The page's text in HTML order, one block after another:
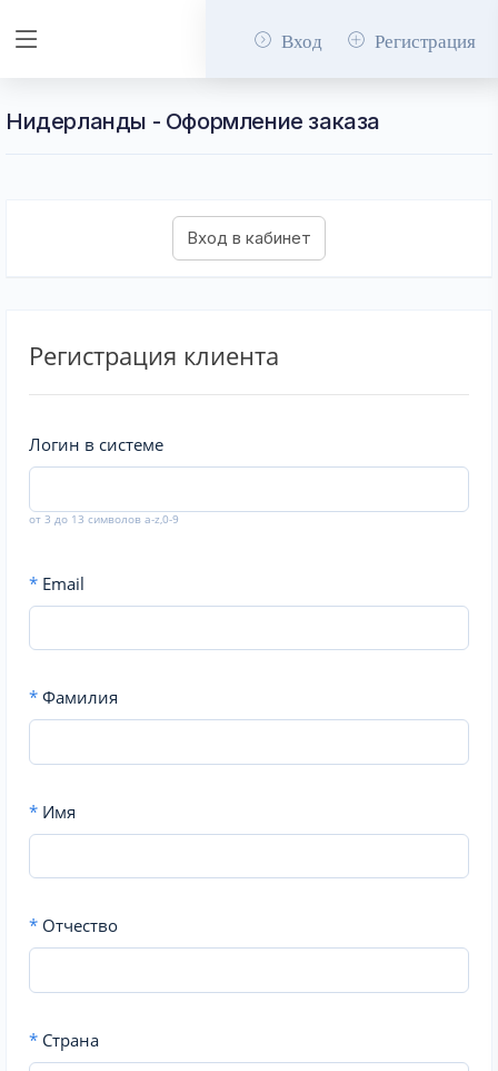
Вход Регистрация
Нидерланды - Оформление заказа
Регистрация клиента
Логин в системе
от 3 до 13 символов a-z,0-9
* Email
* Фамилия
* Имя
* Отчество
* Страна